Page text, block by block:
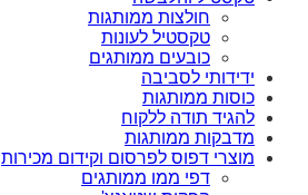
חולצות ממותגות
טקסטיל לעונות
כובעים ממותגים
ידידותי לסביבה
כוסות ממותגות
להגיד תודה ללקוח
מדבקות ממותגות
מוצרי דפוס לפרסום וקידום מכירות
דפי ממו ממותגים